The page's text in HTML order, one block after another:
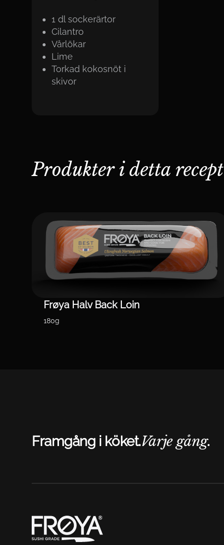
1 dl sockerärtor
Cilantro
Vårlökar
Lime
Torkad kokosnöt i
skivor
Produkter i detta recept
Frøya Halv Back Loin
180g
Framgång i köket.Varje gång.